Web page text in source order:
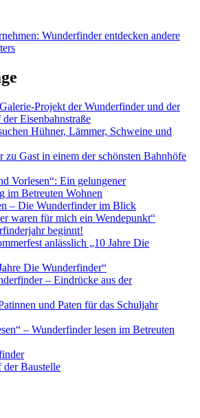
Wunderfinder entdecken andere
Projekt der Wunderfinder und der
Eisenbahnstraße
Hühner, Lämmer, Schweine und
zu Gast in einem der schönsten Bahnhöfe
Vorlesen“: Ein gelungener
im Betreuten Wohnen
– Die Wunderfinder im Blick
waren für mich ein Wendepunkt“
beginnt!
anlässlich „10 Jahre Die
Die Wunderfinder“
– Eindrücke aus der
und Paten für das Schuljahr
– Wunderfinder lesen im Betreuten
der Baustelle